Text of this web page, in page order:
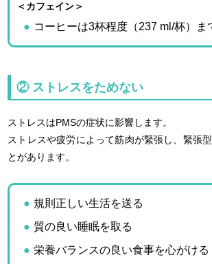
＜カフェイン＞
コーヒーは3杯程度（237 ml/杯）ま
② ストレスをためない
ストレスはPMSの症状に影響します。
ストレスや疲労によって筋肉が緊張し、緊張
とがあります。
規則正しい生活を送る
質の良い睡眠を取る
栄養バランスの良い食事を心がける